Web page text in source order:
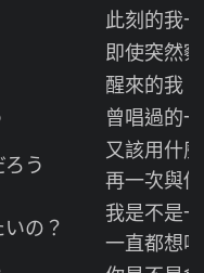
此刻的我
即使突然
醒來的我
曾唱過的
う
又該用什
再一次與
の？
我是不是
一直都想